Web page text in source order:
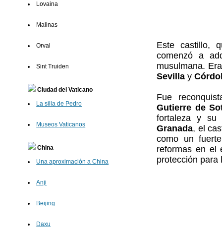
Lovaina
Malinas
Orval
Sint Truiden
Ciudad del Vaticano
La silla de Pedro
Museos Vaticanos
China
Una aproximación a China
Anji
Beijing
Daxu
Este castillo,
comenzó a
musulmana.
Sevilla y
Fue
Gutierre de
fortaleza y su
Granada, el
como un
reformas en el
protección para